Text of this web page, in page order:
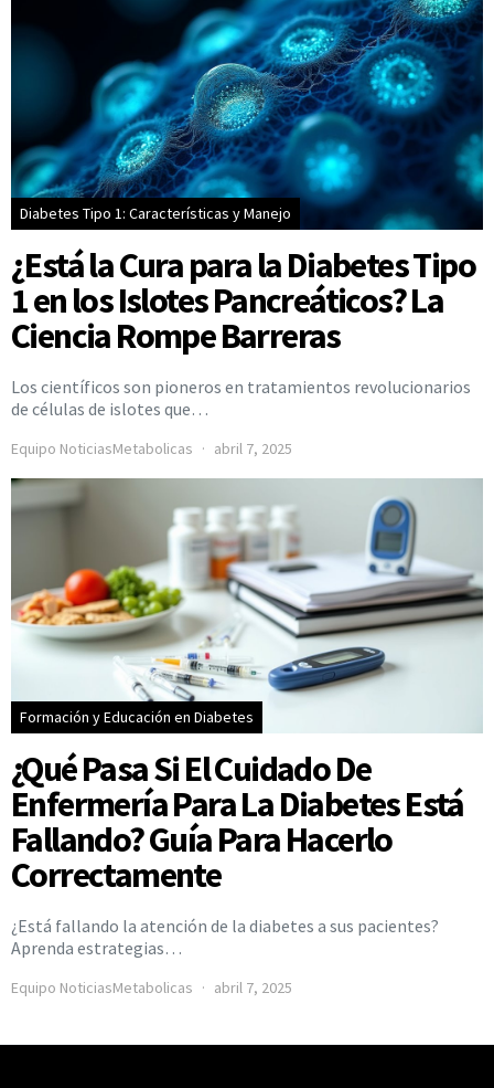
Diabetes Tipo 1: Características y Manejo
¿Está la Cura para la Diabetes Tipo
1 en los Islotes Pancreáticos? La
Ciencia Rompe Barreras
Los científicos son pioneros en tratamientos revolucionarios
de células de islotes que…
Equipo NoticiasMetabolicas abril 7, 2025
Formación y Educación en Diabetes
¿Qué Pasa Si El Cuidado De
Enfermería Para La Diabetes Está
Fallando? Guía Para Hacerlo
Correctamente
¿Está fallando la atención de la diabetes a sus pacientes?
Aprenda estrategias…
Equipo NoticiasMetabolicas abril 7, 2025